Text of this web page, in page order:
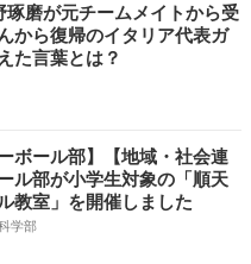
琢磨が元チームメイトから受
から復帰のイタリア代表ガ
た言葉とは？
ボール部】【地域・社会連
ル部が小学生対象の「順天
教室」を開催しました
学部